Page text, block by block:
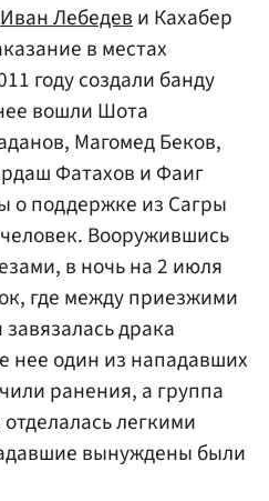
Иван Лебедеви Кахабер
в местах
году создали банду
вошли Шота
Магомед Беков,
Фатахов и Фаиг
о поддержке из Сагры
Вооружившись
в ночь на 2 июля
где между приезжими
драка
нее один из нападавших
ранения, а группа
легкими
вынуждены были